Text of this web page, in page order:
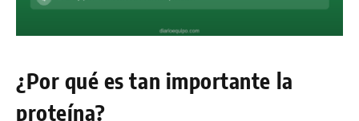
¿Por qué es tan importante la
proteína?